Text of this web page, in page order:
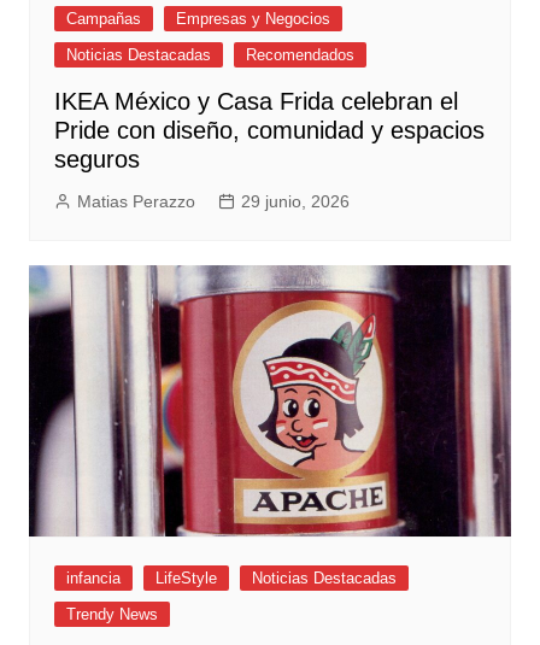
Campañas
Empresas y Negocios
Noticias Destacadas
Recomendados
IKEA México y Casa Frida celebran el
Pride con diseño, comunidad y espacios
seguros
Matias Perazzo 29 junio, 2026
infancia LifeStyle
Noticias Destacadas
Trendy News